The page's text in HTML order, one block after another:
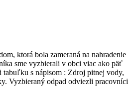
ktorá bola zameraná na nahradenie
sme vyzbierali v obci viac ako päť
tabuľku s nápisom : Zdroj pitnej vody,
Vyzbieraný odpad odviezli pracovníci